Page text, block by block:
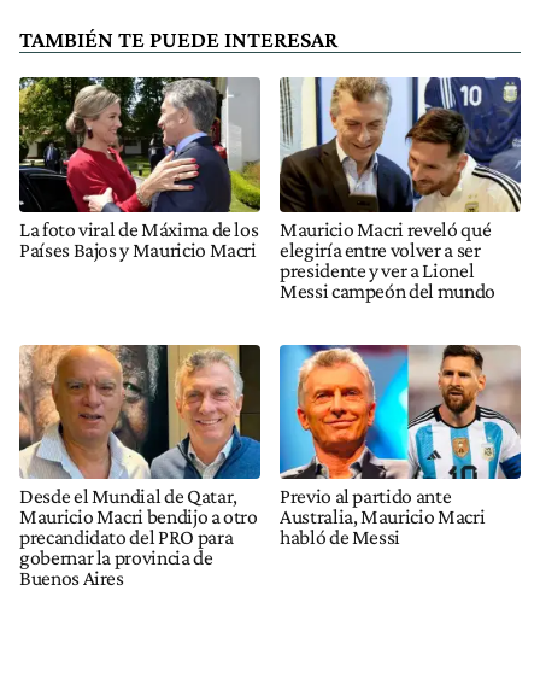
TAMBIÉN TE PUEDE INTERESAR
La foto viral de Máxima de los
Países Bajos y Mauricio Macri
Mauricio Macri reveló qué
elegiría entre volver a ser
presidente y ver a Lionel
Messi campeón del mundo
Desde el Mundial de Qatar,
Mauricio Macri bendijo a otro
precandidato del PRO para
gobernar la provincia de
Buenos Aires
Previo al partido ante
Australia, Mauricio Macri
habló de Messi